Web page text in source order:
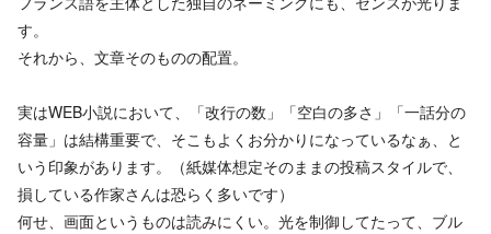
す。
それから、文章そのものの配置。
実はWEB小説において、「改行の数」「空白の多さ」「一話分の
容量」は結構重要で、そこもよくお分かりになっているなぁ、と
いう印象があります。（紙媒体想定そのままの投稿スタイルで、
損している作家さんは恐らく多いです）
何せ、画面というものは読みにくい。光を制御してたって、ブル